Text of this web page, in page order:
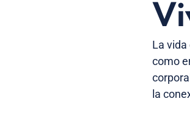
La
como
la